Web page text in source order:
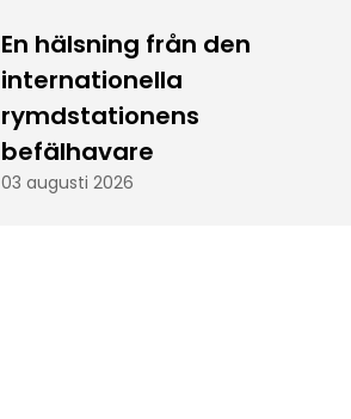
En hälsning från den
internationella
rymdstationens
befälhavare
03 augusti 2026